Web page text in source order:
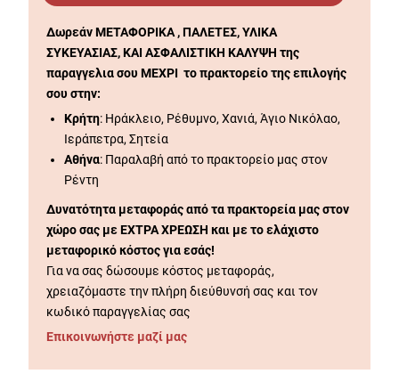
Δωρεάν ΜΕΤΑΦΟΡΙΚΑ , ΠΑΛΕΤΕΣ, ΥΛΙΚΑ
ΣΥΚΕΥΑΣΙΑΣ, ΚΑΙ ΑΣΦΑΛΙΣΤΙΚΗ ΚΑΛΥΨΗ της
παραγγελια σου ΜΕΧΡΙ το πρακτορείο της επιλογής
σου στην:
Κρήτη: Ηράκλειο, Ρέθυμνο, Χανιά, Άγιο Νικόλαο,
Ιεράπετρα, Σητεία
Αθήνα: Παραλαβή από το πρακτορείο μας στον
Ρέντη
Δυνατότητα μεταφοράς από τα πρακτορεία μας στον
χώρο σας με ΕΧΤΡΑ ΧΡΕΩΣΗ και με το ελάχιστο
μεταφορικό κόστος για εσάς!
Για να σας δώσουμε κόστος μεταφοράς,
χρειαζόμαστε την πλήρη διεύθυνσή σας και τον
κωδικό παραγγελίας σας
Επικοινωνήστε μαζί μας